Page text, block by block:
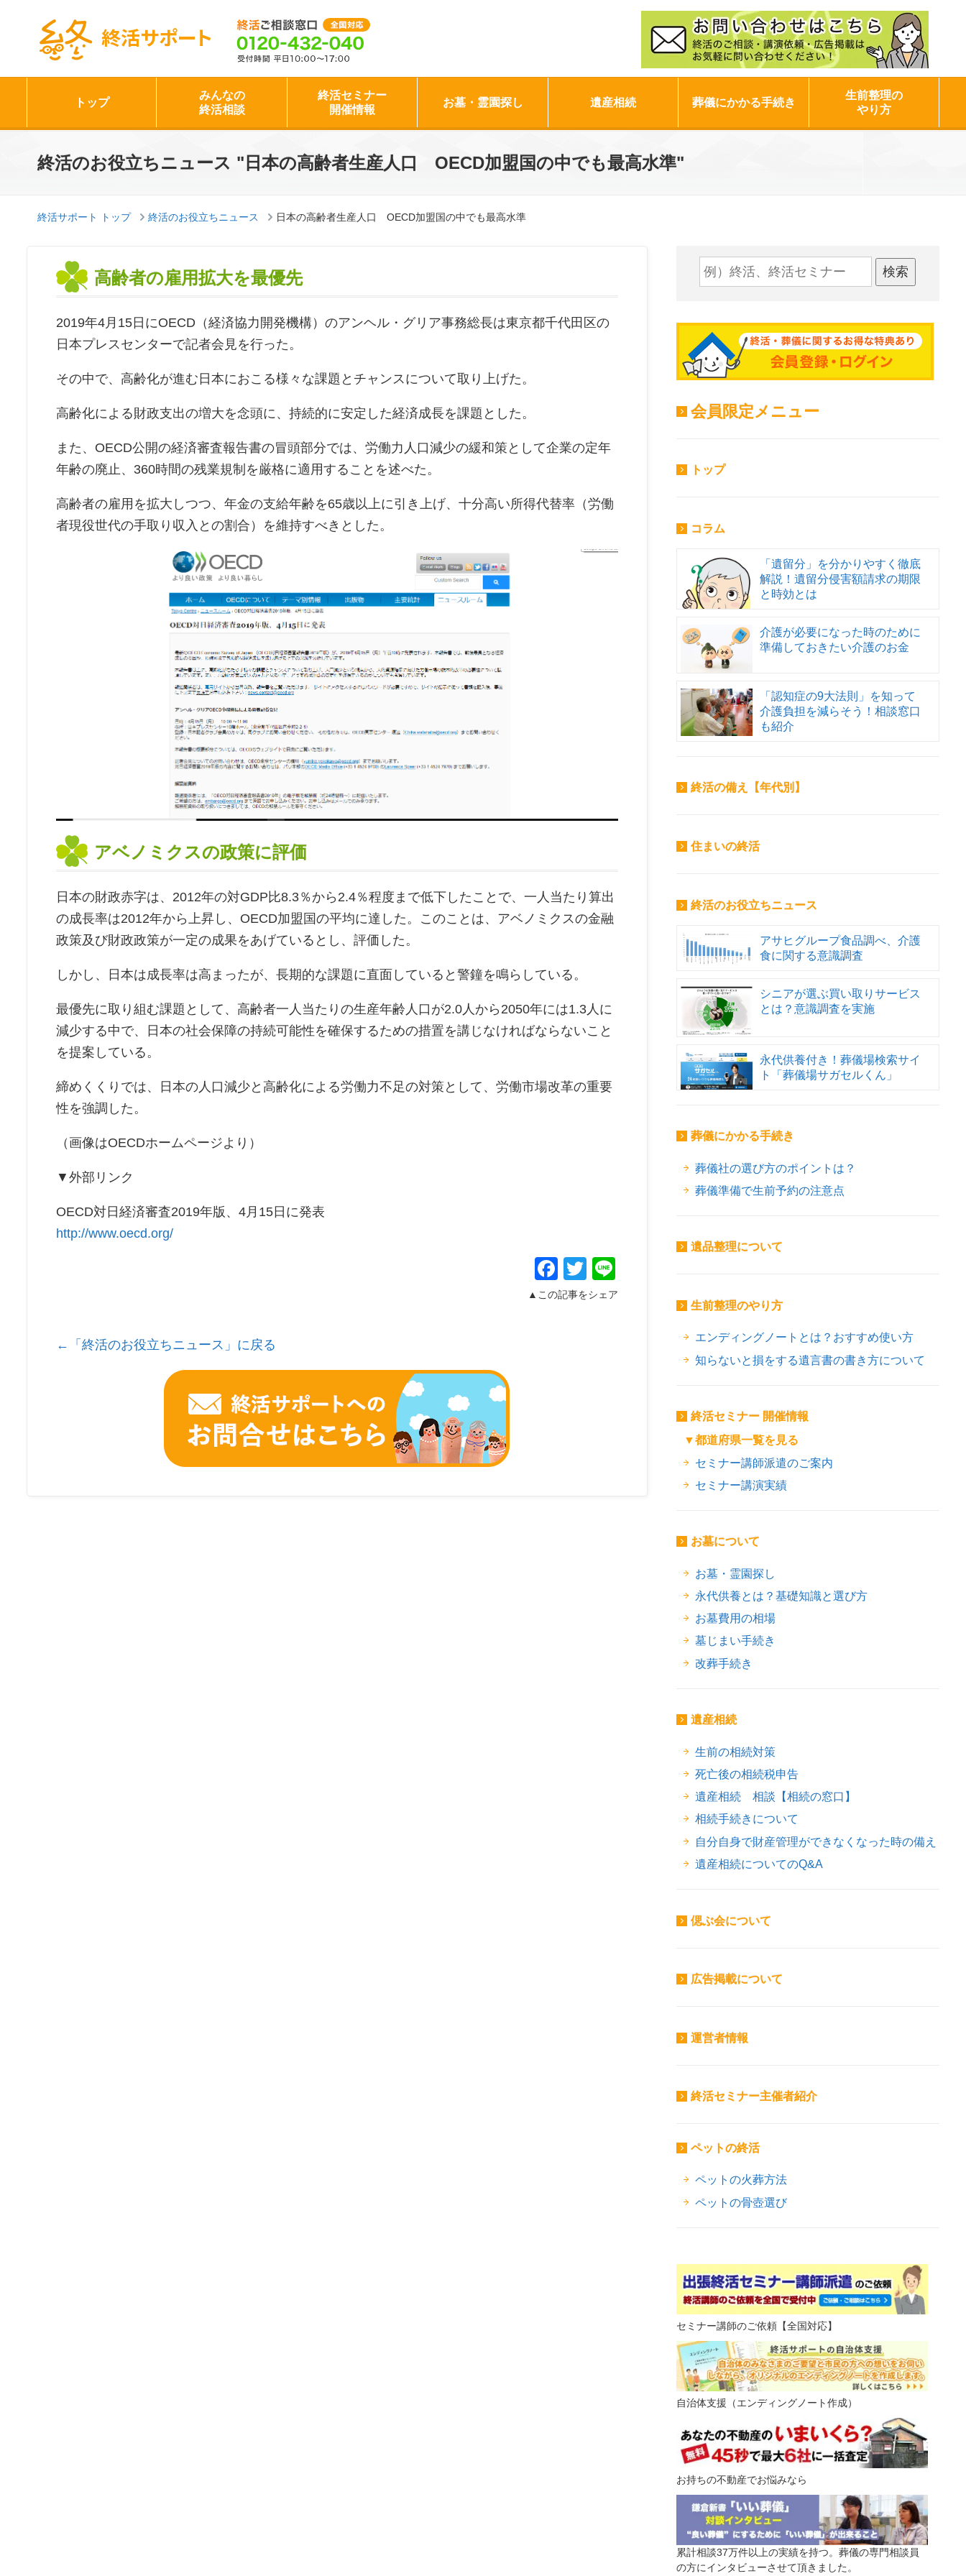
終活サポート
トップ
みんなの
終活相談
終活セミナー
開催情報
お墓・霊園探し 遺産相続 葬儀にかかる手続き
生前整理の
やり方
終活のお役立ちニュース "日本の高齢者生産人口 OECD加盟国の中でも最高水準"
終活サポート トップ 終活のお役立ちニュース 日本の高齢者生産人口 OECD加盟国の中でも最高水準
高齢者の雇用拡大を最優先
2019年4月15日にOECD（経済協力開発機構）のアンヘル・グリア事務総長は東京都千代田区の
日本プレスセンターで記者会見を行った。
その中で、高齢化が進む日本におこる様々な課題とチャンスについて取り上げた。
高齢化による財政支出の増大を念頭に、持続的に安定した経済成長を課題とした。
また、OECD公開の経済審査報告書の冒頭部分では、労働力人口減少の緩和策として企業の定年
年齢の廃止、360時間の残業規制を厳格に適用することを述べた。
高齢者の雇用を拡大しつつ、年金の支給年齢を65歳以上に引き上げ、十分高い所得代替率（労働
者現役世代の手取り収入との割合）を維持すべきとした。
アベノミクスの政策に評価
日本の財政赤字は、2012年の対GDP比8.3％から2.4％程度まで低下したことで、一人当たり算出
の成長率は2012年から上昇し、OECD加盟国の平均に達した。このことは、アベノミクスの金融
政策及び財政政策が一定の成果をあげているとし、評価した。
しかし、日本は成長率は高まったが、長期的な課題に直面していると警鐘を鳴らしている。
最優先に取り組む課題として、高齢者一人当たりの生産年齢人口が2.0人から2050年には1.3人に
減少する中で、日本の社会保障の持続可能性を確保するための措置を講じなければならないこと
を提案している。
締めくくりでは、日本の人口減少と高齢化による労働力不足の対策として、労働市場改革の重要
性を強調した。
（画像はOECDホームページより）
▼外部リンク
OECD対日経済審査2019年版、4月15日に発表
http://www.oecd.org/
Facebook
Twitter
▲この記事をシェア
←「終活のお役立ちニュース」に戻る
検索
会員限定メニュー
トップ
コラム
「遺留分」を分かりやすく徹底
解説！遺留分侵害額請求の期限
と時効とは
介護が必要になった時のために
準備しておきたい介護のお金
「認知症の9大法則」を知って
介護負担を減らそう！相談窓口
も紹介
終活の備え【年代別】
住まいの終活
終活のお役立ちニュース
アサヒグループ食品調べ、介護
食に関する意識調査
シニアが選ぶ買い取りサービス
とは？意識調査を実施
永代供養付き！葬儀場検索サイ
ト「葬儀場サガセルくん」
葬儀にかかる手続き
葬儀社の選び方のポイントは？
葬儀準備で生前予約の注意点
遺品整理について
生前整理のやり方
エンディングノートとは？おすすめ使い方
知らないと損をする遺言書の書き方について
終活セミナー 開催情報
▼都道府県一覧を見る
セミナー講師派遣のご案内
セミナー講演実績
お墓について
お墓・霊園探し
永代供養とは？基礎知識と選び方
お墓費用の相場
墓じまい手続き
改葬手続き
遺産相続
生前の相続対策
死亡後の相続税申告
遺産相続 相談【相続の窓口】
相続手続きについて
自分自身で財産管理ができなくなった時の備え
遺産相続についてのQ&A
偲ぶ会について
広告掲載について
運営者情報
終活セミナー主催者紹介
ペットの終活
ペットの火葬方法
ペットの骨壺選び
セミナー講師のご依頼【全国対応】
自治体支援（エンディングノート作成）
お持ちの不動産でお悩みなら
累計相談37万件以上の実績を持つ。葬儀の専門相談員
の方にインタビューさせて頂きました。